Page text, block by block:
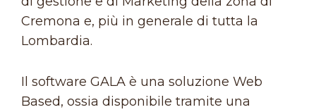
Cremona e, più in generale di tutta la
Lombardia.
Il software GALA è una soluzione Web
Based, ossia disponibile tramite una